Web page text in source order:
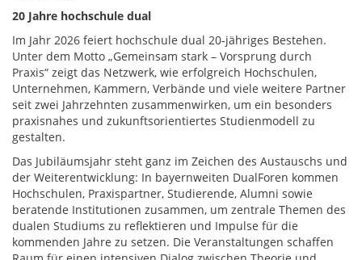
20 Jahre hochschule dual
Im Jahr 2026 feiert hochschule dual 20‑jähriges Bestehen.
Unter dem Motto „Gemeinsam stark – Vorsprung durch
Praxis“ zeigt das Netzwerk, wie erfolgreich Hochschulen,
Unternehmen, Kammern, Verbände und viele weitere Partner
seit zwei Jahrzehnten zusammenwirken, um ein besonders
praxisnahes und zukunftsorientiertes Studienmodell zu
gestalten.
Das Jubiläumsjahr steht ganz im Zeichen des Austauschs und
der Weiterentwicklung: In bayernweiten DualForen kommen
Hochschulen, Praxispartner, Studierende, Alumni sowie
beratende Institutionen zusammen, um zentrale Themen des
dualen Studiums zu reflektieren und Impulse für die
kommenden Jahre zu setzen. Die Veranstaltungen schaffen